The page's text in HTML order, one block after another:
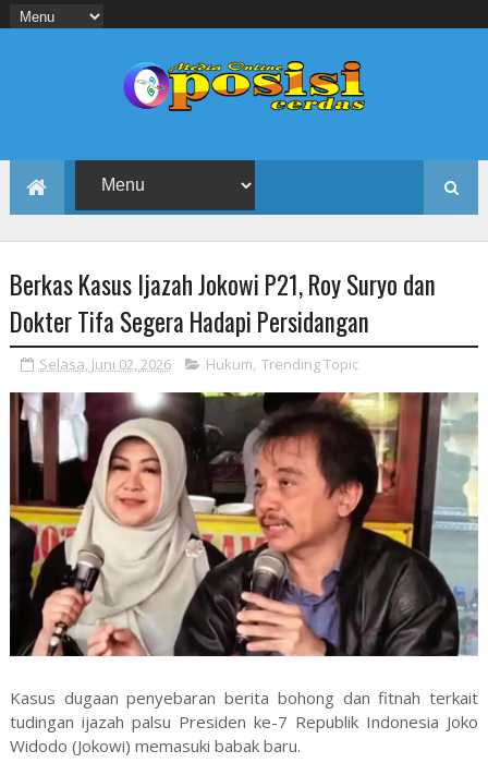
Berkas Kasus Ijazah Jokowi P21, Roy Suryo dan
Dokter Tifa Segera Hadapi Persidangan
Selasa, Juni 02, 2026 Hukum, Trending Topic
Kasus dugaan penyebaran berita bohong dan fitnah terkait
tudingan ijazah palsu Presiden ke-7 Republik Indonesia Joko
Widodo (Jokowi) memasuki babak baru.